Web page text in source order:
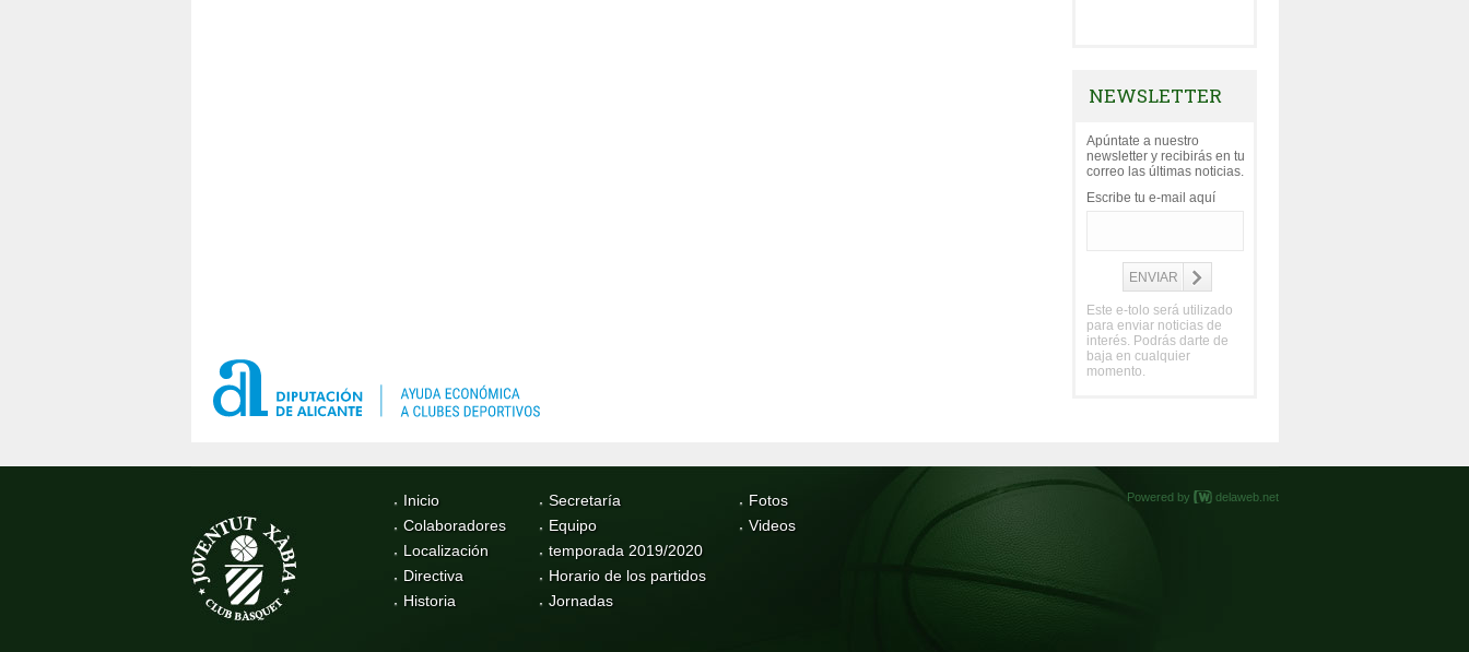
NEWSLETTER
Apúntate a nuestro
newsletter y recibirás en tu
correo las últimas noticias.
Escribe tu e-mail aquí
Este e-tolo será utilizado
para enviar noticias de
interés. Podrás darte de
baja en cualquier
momento.
Inicio
Colaboradores
Localización
Directiva
Historia
Secretaría
Equipo
temporada 2019/2020
Horario de los partidos
Jornadas
Fotos
Videos
Powered by delaweb.net